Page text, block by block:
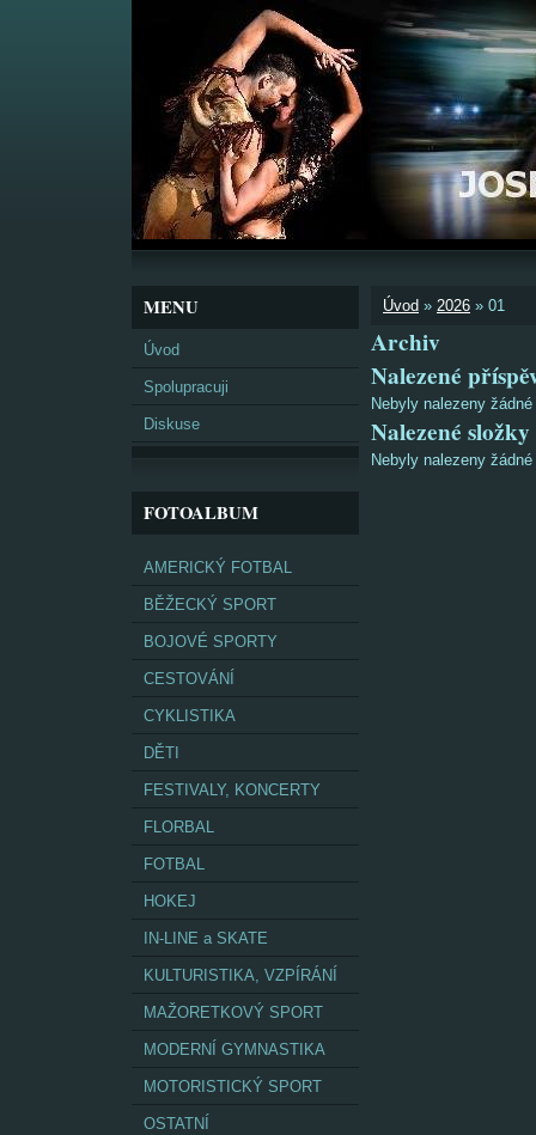
MENU
Úvod
Spolupracuji
Diskuse
FOTOALBUM
AMERICKÝ FOTBAL
BĚŽECKÝ SPORT
BOJOVÉ SPORTY
CESTOVÁNÍ
CYKLISTIKA
DĚTI
FESTIVALY, KONCERTY
FLORBAL
FOTBAL
HOKEJ
IN-LINE a SKATE
KULTURISTIKA, VZPÍRÁNÍ
MAŽORETKOVÝ SPORT
MODERNÍ GYMNASTIKA
MOTORISTICKÝ SPORT
OSTATNÍ
Úvod » 2026 » 01
Archiv
Nalezené
Nebyly nalezeny
Nalezené složky
Nebyly nalezeny